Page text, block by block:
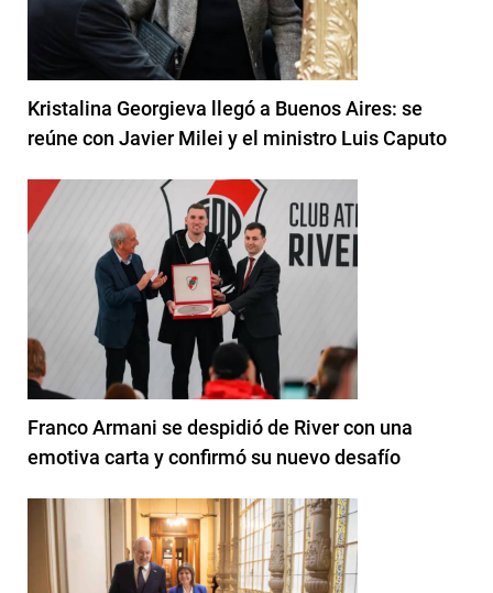
Kristalina Georgieva llegó a Buenos Aires: se
reúne con Javier Milei y el ministro Luis Caputo
Franco Armani se despidió de River con una
emotiva carta y confirmó su nuevo desafío